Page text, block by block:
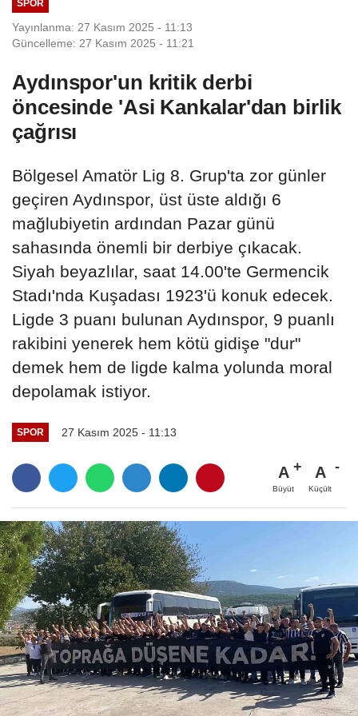
SPOR
Yayınlanma: 27 Kasım 2025 - 11:13
Güncelleme: 27 Kasım 2025 - 11:21
Aydınspor'un kritik derbi
öncesinde 'Asi Kankalar'dan birlik
çağrısı
Bölgesel Amatör Lig 8. Grup'ta zor günler
geçiren Aydınspor, üst üste aldığı 6
mağlubiyetin ardından Pazar günü
sahasında önemli bir derbiye çıkacak.
Siyah beyazlılar, saat 14.00'te Germencik
Stadı'nda Kuşadası 1923'ü konuk edecek.
Ligde 3 puanı bulunan Aydınspor, 9 puanlı
rakibini yenerek hem kötü gidişe "dur"
demek hem de ligde kalma yolunda moral
depolamak istiyor.
SPOR 27 Kasım 2025 - 11:13
A
Büyüt
A
Küçült